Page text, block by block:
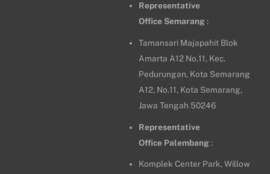
Representative
Office Semarang:
Tamansari Majapahit Blok
Amarta A12 No.11, Kec.
Pedurungan, Kota Semarang
A12, No.11, Kota Semarang,
Jawa Tengah 50246
Representative
Office Palembang :
Komplek Center Park, Willow